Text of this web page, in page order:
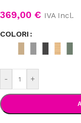
369,00 € IVA Incl.
COLORI
- +